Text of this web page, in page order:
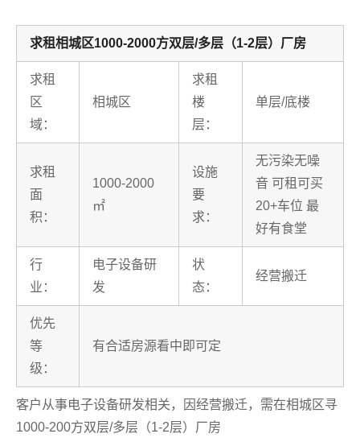
求租相城区1000-2000方双层/多层（1-2层）厂房
求租
区
域：
相城区
求租
楼
层：
单层/底楼
求租
面
积：
1000-2000
㎡
设施
要
求：
无污染无噪
音 可租可买
20+车位 最
好有食堂
行
业：
电子设备研
发
状
态：
经营搬迁
优先
等
级：
有合适房源看中即可定
客户从事电子设备研发相关，因经营搬迁，需在相城区寻
1000-200方双层/多层（1-2层）厂房